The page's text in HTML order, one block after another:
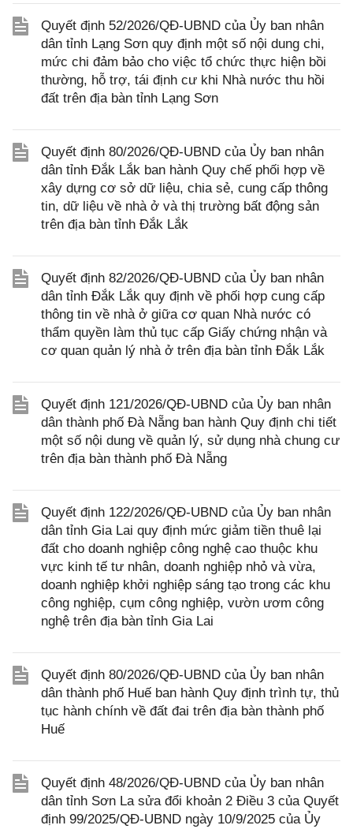
Quyết định 52/2026/QĐ-UBND của Ủy ban nhân
dân tỉnh Lạng Sơn quy định một số nội dung chi,
mức chi đảm bảo cho việc tổ chức thực hiện bồi
thường, hỗ trợ, tái định cư khi Nhà nước thu hồi
đất trên địa bàn tỉnh Lạng Sơn
Quyết định 80/2026/QĐ-UBND của Ủy ban nhân
dân tỉnh Đắk Lắk ban hành Quy chế phối hợp về
xây dựng cơ sở dữ liệu, chia sẻ, cung cấp thông
tin, dữ liệu về nhà ở và thị trường bất động sản
trên địa bàn tỉnh Đắk Lắk
Quyết định 82/2026/QĐ-UBND của Ủy ban nhân
dân tỉnh Đắk Lắk quy định về phối hợp cung cấp
thông tin về nhà ở giữa cơ quan Nhà nước có
thẩm quyền làm thủ tục cấp Giấy chứng nhận và
cơ quan quản lý nhà ở trên địa bàn tỉnh Đắk Lắk
Quyết định 121/2026/QĐ-UBND của Ủy ban nhân
dân thành phố Đà Nẵng ban hành Quy định chi tiết
một số nội dung về quản lý, sử dụng nhà chung cư
trên địa bàn thành phố Đà Nẵng
Quyết định 122/2026/QĐ-UBND của Ủy ban nhân
dân tỉnh Gia Lai quy định mức giảm tiền thuê lại
đất cho doanh nghiệp công nghệ cao thuộc khu
vực kinh tế tư nhân, doanh nghiệp nhỏ và vừa,
doanh nghiệp khởi nghiệp sáng tạo trong các khu
công nghiệp, cụm công nghiệp, vườn ươm công
nghệ trên địa bàn tỉnh Gia Lai
Quyết định 80/2026/QĐ-UBND của Ủy ban nhân
dân thành phố Huế ban hành Quy định trình tự, thủ
tục hành chính về đất đai trên địa bàn thành phố
Huế
Quyết định 48/2026/QĐ-UBND của Ủy ban nhân
dân tỉnh Sơn La sửa đổi khoản 2 Điều 3 của Quyết
định 99/2025/QĐ-UBND ngày 10/9/2025 của Ủy